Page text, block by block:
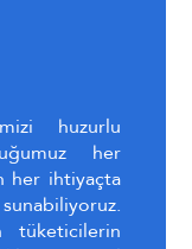
huzurlu
her
her ihtiyaçta
tüketicilerin